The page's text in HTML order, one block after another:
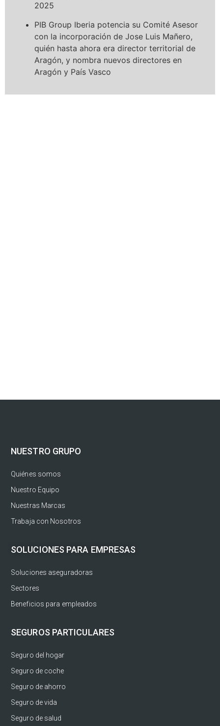
2025
PIB Group Iberia potencia su Comité Asesor
con la incorporación de Jose Luis Mañero,
quién hasta ahora era director territorial de
Aragón, y nombra nuevos directores en
Aragón y País Vasco
NUESTRO GRUPO
Quiénes somos
Nuestro Equipo
Nuestras Marcas
Trabaja con Nosotros
SOLUCIONES PARA EMPRESAS
Soluciones aseguradoras
Sectores
Beneficios para empleados
SEGUROS PARTICULARES
Seguro del hogar
Seguro de coche
Seguro de ahorro
Seguro de vida
Seguro de salud